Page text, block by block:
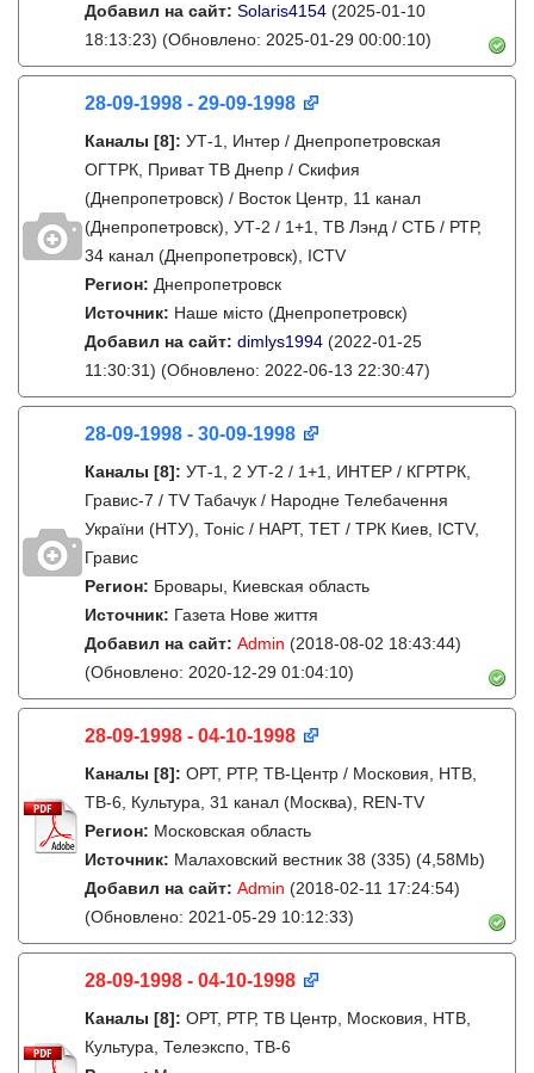
Добавил на сайт: Solaris4154 (2025-01-10
18:13:23) (Обновлено: 2025-01-29 00:00:10)
28-09-1998 - 29-09-1998
Каналы [8]: УТ-1, Интер / Днепропетровская
ОГТРК, Приват ТВ Днепр / Скифия
(Днепропетровск) / Восток Центр, 11 канал
(Днепропетровск), УТ-2 / 1+1, ТВ Лэнд / СТБ / РТР,
34 канал (Днепропетровск), ICTV
Регион: Днепропетровск
Источник: Наше місто (Днепропетровск)
Добавил на сайт: dimlys1994 (2022-01-25
11:30:31) (Обновлено: 2022-06-13 22:30:47)
28-09-1998 - 30-09-1998
Каналы [8]: УТ-1, 2 УТ-2 / 1+1, ИНТЕР / КГРТРК,
Гравис-7 / TV Табачук / Народне Телебачення
України (НТУ), Тонiс / НАРТ, ТЕТ / ТРК Киев, ICTV,
Гравис
Регион: Бровары, Киевская область
Источник: Газета Нове життя
Добавил на сайт: Admin (2018-08-02 18:43:44)
(Обновлено: 2020-12-29 01:04:10)
28-09-1998 - 04-10-1998
Каналы [8]: ОРТ, РТР, ТВ-Центр / Московия, НТВ,
ТВ-6, Культура, 31 канал (Москва), REN-TV
Регион: Московская область
Источник: Малаховский вестник 38 (335) (4,58Mb)
Добавил на сайт: Admin (2018-02-11 17:24:54)
(Обновлено: 2021-05-29 10:12:33)
28-09-1998 - 04-10-1998
Каналы [8]: ОРТ, РТР, ТВ Центр, Московия, НТВ,
Культура, Телеэкспо, ТВ-6